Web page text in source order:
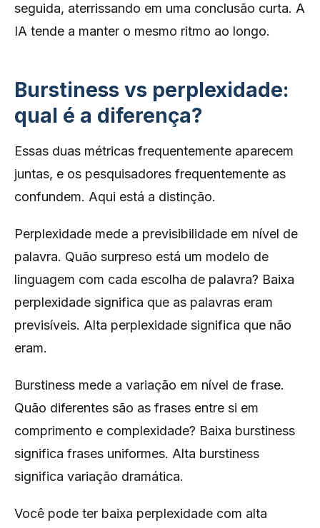
seguida, aterrissando em uma conclusão curta. A
IA tende a manter o mesmo ritmo ao longo.
Burstiness vs perplexidade:
qual é a diferença?
Essas duas métricas frequentemente aparecem
juntas, e os pesquisadores frequentemente as
confundem. Aqui está a distinção.
Perplexidade mede a previsibilidade em nível de
palavra. Quão surpreso está um modelo de
linguagem com cada escolha de palavra? Baixa
perplexidade significa que as palavras eram
previsíveis. Alta perplexidade significa que não
eram.
Burstiness mede a variação em nível de frase.
Quão diferentes são as frases entre si em
comprimento e complexidade? Baixa burstiness
significa frases uniformes. Alta burstiness
significa variação dramática.
Você pode ter baixa perplexidade com alta